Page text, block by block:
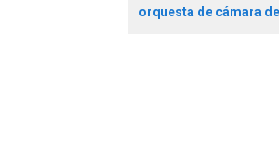
orquesta de cámara